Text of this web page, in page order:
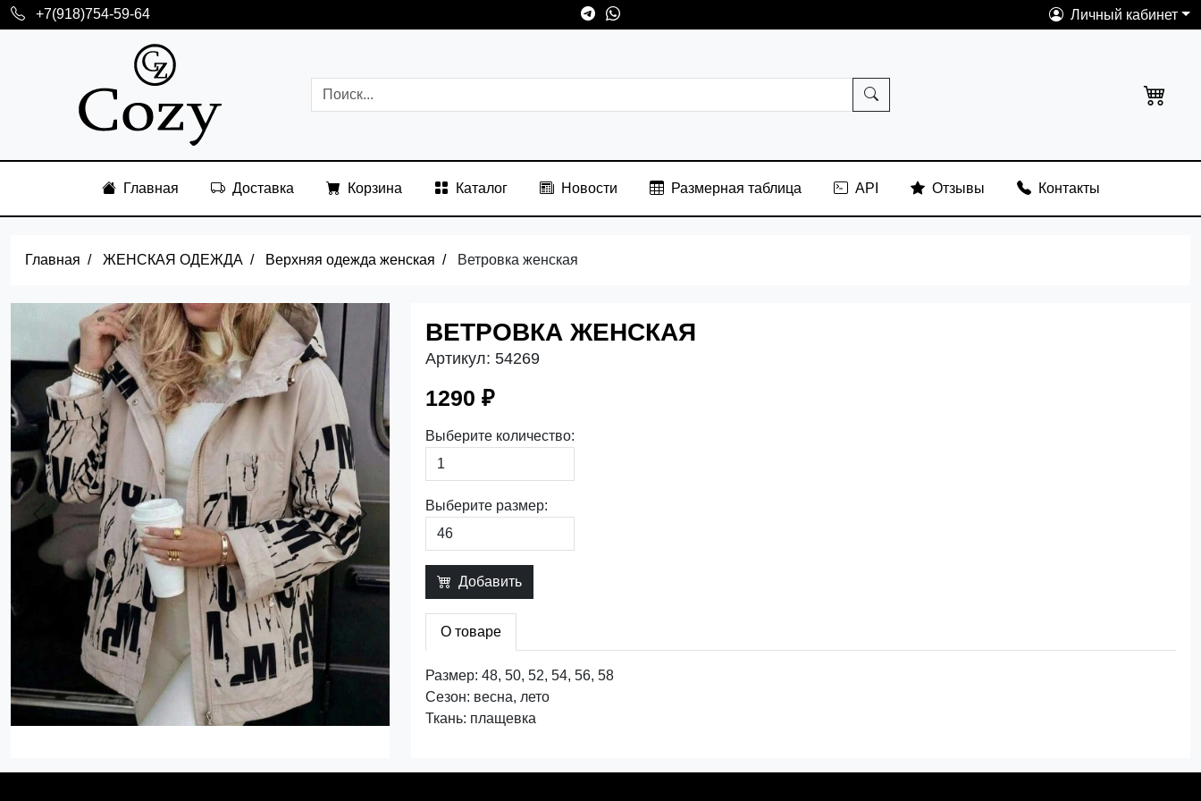
+7(918)754-59-64 Личный кабинет
Главная Доставка Корзина Каталог Новости Размерная таблица API Отзывы Контакты
Главная ЖЕНСКАЯ ОДЕЖДА Верхняя одежда женская Ветровка женская
Previous Next
ВЕТРОВКА ЖЕНСКАЯ
Артикул: 54269
1290 ₽
Выберите количество:
Выберите размер:
Добавить
О товаре
Размер: 48, 50, 52, 54, 56, 58
Сезон: весна, лето
Ткань: плащевка